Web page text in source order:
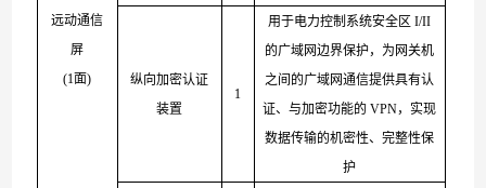
远动通信
屏
(1面)
纵向加密认证
装置
1
用于电力控制系统安全区 I/II
的广域网边界保护，为网关机
之间的广域网通信提供具有认
证、与加密功能的 VPN，实现
数据传输的机密性、完整性保
护